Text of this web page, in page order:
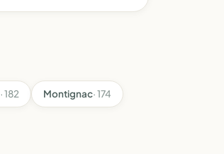
· 182 Montignac· 174